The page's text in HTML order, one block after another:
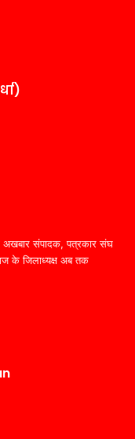
संपादक, पत्रकार संघ
के जिलाध्यक्ष अब तक